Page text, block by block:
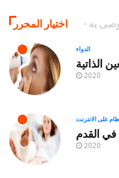
اختيار المحرر به
الدواء
الذاتية
2020
على الانترنت
القدم
2020